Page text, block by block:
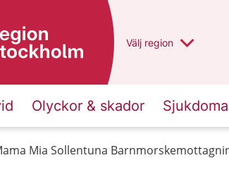
Du har valt region
Välj en annan
region
Olyckor & skador
Mia Sollentuna